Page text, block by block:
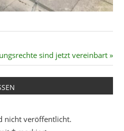
sind jetzt vereinbart
nicht veröffentlicht.